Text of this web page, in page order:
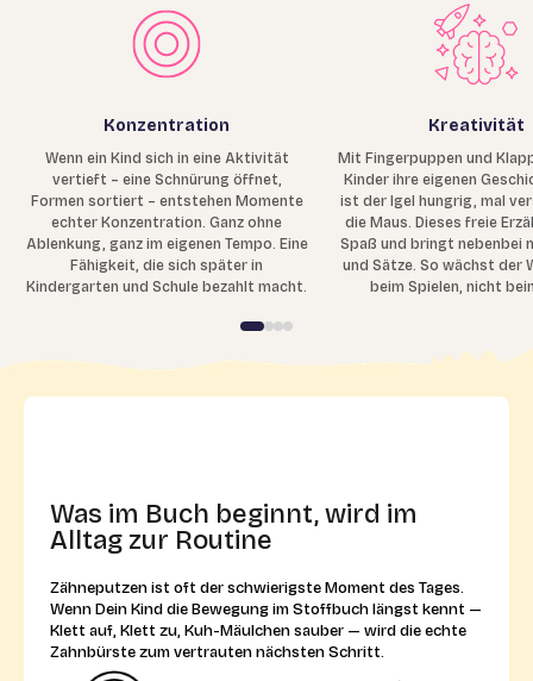
Konzentration
Wenn ein Kind sich in eine Aktivität
vertieft – eine Schnürung öffnet,
Formen sortiert – entstehen Momente
echter Konzentration. Ganz ohne
Ablenkung, ganz im eigenen Tempo. Eine
Fähigkeit, die sich später in
Kindergarten und Schule bezahlt macht.
Kreativität
Mit Fingerpuppen und
Kinder ihre eigenen
ist der Igel hungrig, mal
die Maus. Dieses freie
Spaß und bringt nebenbei
und Sätze. So wächst der
beim Spielen, nicht
Was im Buch beginnt, wird im
Alltag zur Routine
Zähneputzen ist oft der schwierigste Moment des Tages.
Wenn Dein Kind die Bewegung im Stoffbuch längst kennt —
Klett auf, Klett zu, Kuh-Mäulchen sauber — wird die echte
Zahnbürste zum vertrauten nächsten Schritt.